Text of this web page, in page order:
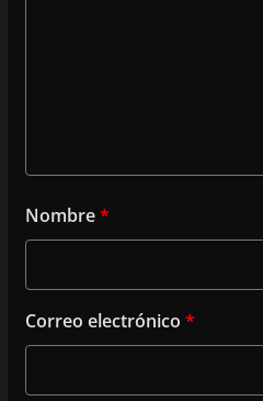
Nombre*
Correo electrónico *